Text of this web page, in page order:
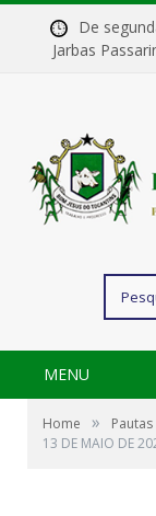
De
Jarbas
por:
MENU
Home »
13 DE MAIO DE